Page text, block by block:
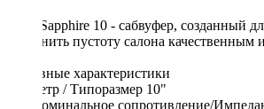
Pride Sapphire 10 - сабвуфер, созданный
заполнить пустоту салона
Основные характеристики
Диаметр / Типоразмер 10"
Re (Номинальное сопротивление/